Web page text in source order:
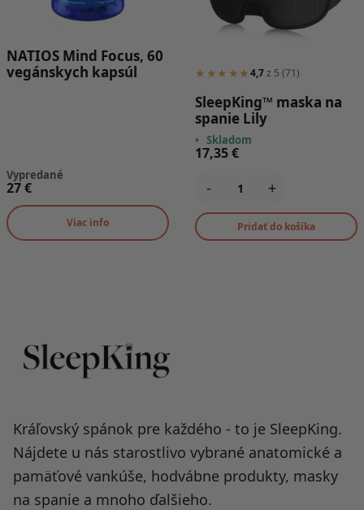
NATIOS Mind Focus, 60
vegánskych kapsúl
Vypredané
27€
Viac info
★★★★★4,7 z 5 (71)
SleepKing™ maska na
spanie Lily
• Skladom
17,35€
- +
Pridať do košíka
Kráľovský spánok pre každého - to je SleepKing.
Nájdete u nás starostlivo vybrané anatomické a
pamäťové vankúše, hodvábne produkty, masky
na spanie a mnoho ďalšieho.